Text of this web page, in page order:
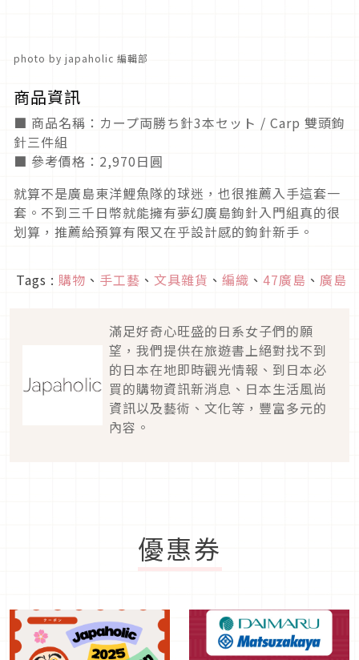
photo by japaholic 編輯部
商品資訊
■ 商品名稱：カープ両勝ち針3本セット / Carp 雙頭鉤
針三件組
■ 參考價格：2,970日圓
就算不是廣島東洋鯉魚隊的球迷，也很推薦入手這套一
套。不到三千日幣就能擁有夢幻廣島鉤針入門組真的很
划算，推薦給預算有限又在乎設計感的鉤針新手。
Tags : 購物 、 手工藝 、 文具雜貨 、 編織 、 47廣島 、 廣島
滿足好奇心旺盛的日系女子們的願
望，我們提供在旅遊書上絕對找不到
的日本在地即時觀光情報、到日本必
買的購物資訊新消息、日本生活風尚
資訊以及藝術、文化等，豐富多元的
內容。
優惠券